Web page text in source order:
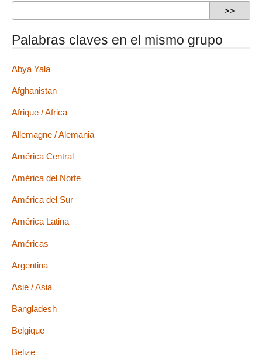
Palabras claves en el mismo grupo
Abya Yala
Afghanistan
Afrique / Africa
Allemagne / Alemania
América Central
América del Norte
América del Sur
América Latina
Américas
Argentina
Asie / Asia
Bangladesh
Belgique
Belize